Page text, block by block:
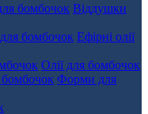
Віддушки
Ефірні олії
Олії для бомбочок
Форми для